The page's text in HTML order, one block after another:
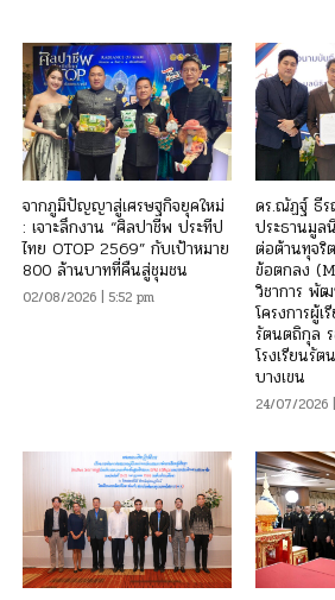
จากภูมิปัญญาสู่เศรษฐกิจยุคใหม่
: เจาะลึกงาน “ศิลปาชีพ ประทีป
ไทย OTOP 2569” กับเป้าหมาย
800 ล้านบาทที่คืนสู่ชุมชน
02/08/2026 | 5:52 pm
ดร.ณัฏฐ์ ธี
ประธานมูล
ต่อต้านทุจริ
ข้อตกลง
วิชาการ พั
โครงการผู้
รัตนตถิกุล
โรงเรียนรั
บางเขน
24/07/2026